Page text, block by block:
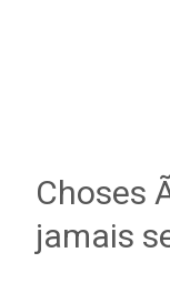
Choses
jamais